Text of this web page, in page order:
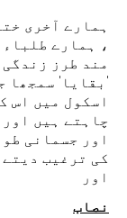
ہمارے آخری
، ہمارے
مند طرز
'بقایا' سمجھا
اسکول میں اس
چاہتے ہیں
اور جسمانی
کی ترغیب دیتے
اور
نصاب